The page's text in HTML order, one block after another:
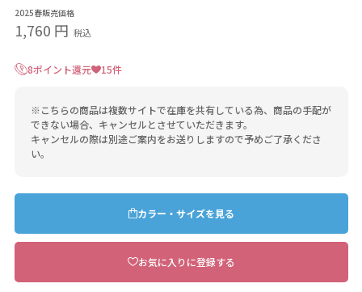
2025春販売価格
1,760 円 税込
8ポイント還元 15件
※こちらの商品は複数サイトで在庫を共有している為、商品の手配が
できない場合、キャンセルとさせていただきます。
キャンセルの際は別途ご案内をお送りしますので予めご了承くださ
い。
カラー・サイズを見る
お気に入りに登録する